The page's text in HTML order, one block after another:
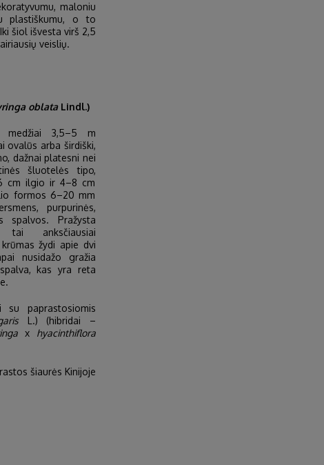
maloniu
plastiškumu, o to
šiol išvesta virš 2,5
veislių.
oblataLindl.)
medžiai 3,5–5 m
ovalūs arba širdiški,
dažnai platesni nei
šluotelės tipo,
cm ilgio ir 4–8 cm
formos 6–20 mm
purpurinės,
spalvos. Pražysta
tai anksčiausiai
žydi apie dvi
nusidažo gražia
kas yra reta
su paprastosiomis
L.) (hibridai –
x hyacinthiflora
šiaurės Kinijoje